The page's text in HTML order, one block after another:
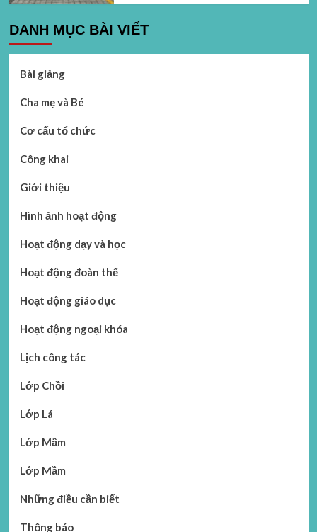
DANH MỤC BÀI VIẾT
Bài giảng
Cha mẹ và Bé
Cơ cấu tổ chức
Công khai
Giới thiệu
Hình ảnh hoạt động
Hoạt động dạy và học
Hoạt động đoàn thể
Hoạt động giáo dục
Hoạt động ngoại khóa
Lịch công tác
Lớp Chồi
Lớp Lá
Lớp Mầm
Lớp Mầm
Những điều cần biết
Thông báo